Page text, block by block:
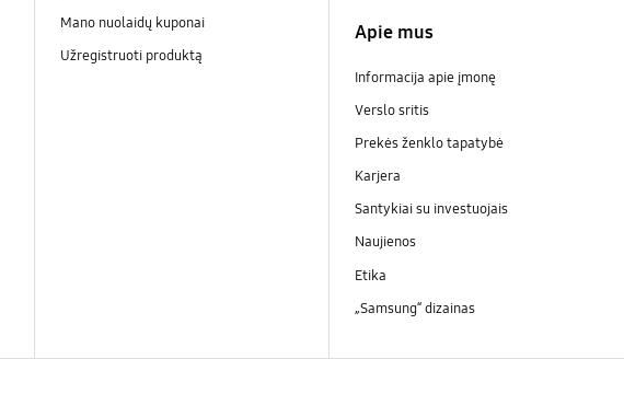
Mano nuolaidų kuponai
Užregistruoti produktą
Apie mus
Informacija apie įmonę
Verslo sritis
Prekės ženklo tapatybė
Karjera
Santykiai su investuojais
Naujienos
Etika
„Samsung“ dizainas